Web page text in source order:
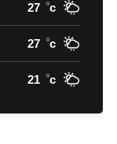
27 c
27 c
21 c